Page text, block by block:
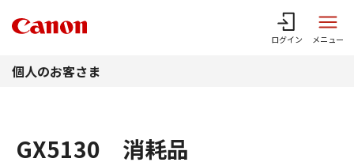
ログイン メニュー
個人のお客さま
GX5130 消耗品